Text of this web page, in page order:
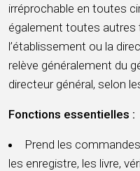
irréprochable en toutes
également toutes autres
l’établissement ou la
relève généralement du
directeur général, selon
Fonctions essentielles :
Prend les
les enregistre, les livre,